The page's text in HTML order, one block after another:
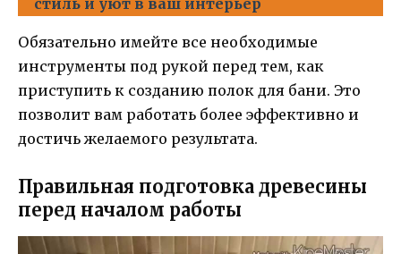
Обязательно имейте все необходимые
инструменты под рукой перед тем, как
приступить к созданию полок для бани. Это
позволит вам работать более эффективно и
достичь желаемого результата.
Правильная подготовка древесины
перед началом работы